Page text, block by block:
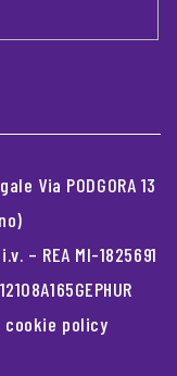
Via PODGORA 13
– REA MI-1825691
cookie policy